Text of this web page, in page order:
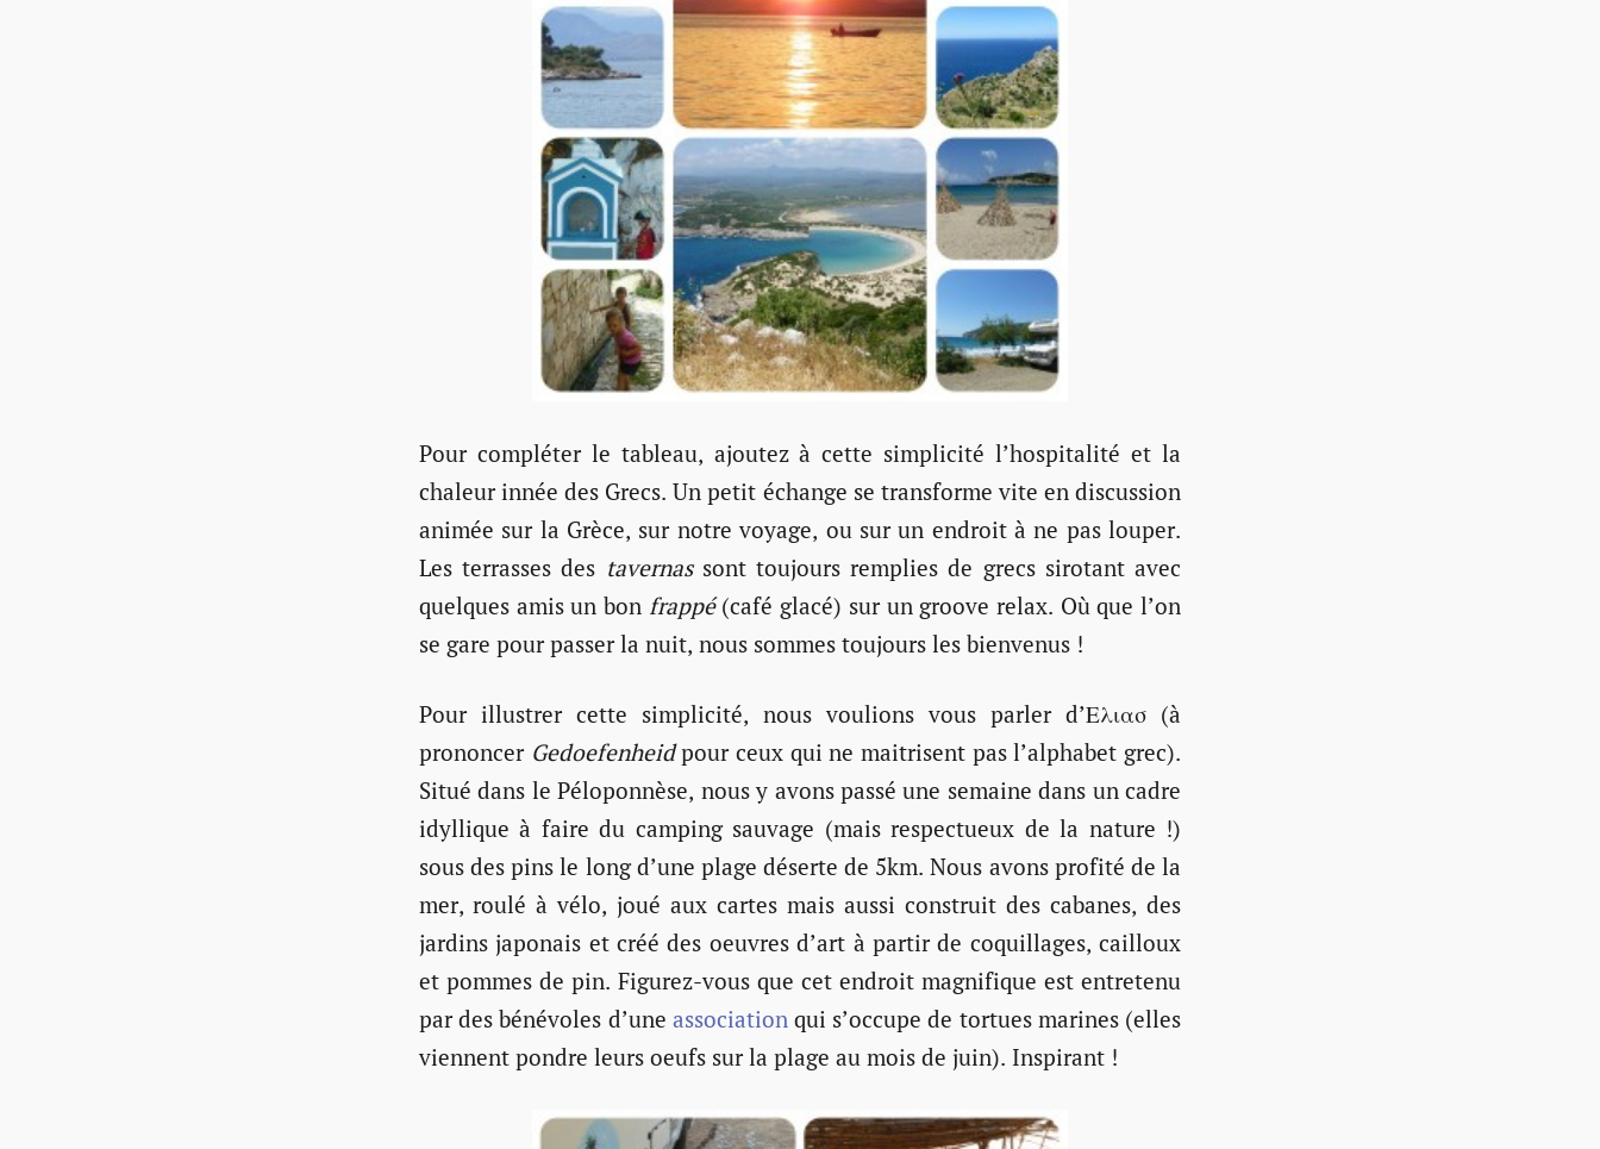
Pour compléter le tableau, ajoutez à cette simplicité l’hospitalité et la
chaleur innée des Grecs. Un petit échange se transforme vite en discussion
animée sur la Grèce, sur notre voyage, ou sur un endroit à ne pas louper.
Les terrasses des tavernassont toujours remplies de grecs sirotant avec
quelques amis un bon frappé(café glacé) sur un groove relax. Où que l’on
se gare pour passer la nuit, nous sommes toujours les bienvenus !
Pour illustrer cette simplicité, nous voulions vous parler d’Ελιασ (à
prononcer Gedoefenheidpour ceux qui ne maitrisent pas l’alphabet grec).
Situé dans le Péloponnèse, nous y avons passé une semaine dans un cadre
idyllique à faire du camping sauvage (mais respectueux de la nature !)
sous des pins le long d’une plage déserte de 5km. Nous avons profité de la
mer, roulé à vélo, joué aux cartes mais aussi construit des cabanes, des
jardins japonais et créé des oeuvres d’art à partir de coquillages, cailloux
et pommes de pin. Figurez-vous que cet endroit magnifique est entretenu
par des bénévoles d’une associationqui s’occupe de tortues marines (elles
viennent pondre leurs oeufs sur la plage au mois de juin). Inspirant !